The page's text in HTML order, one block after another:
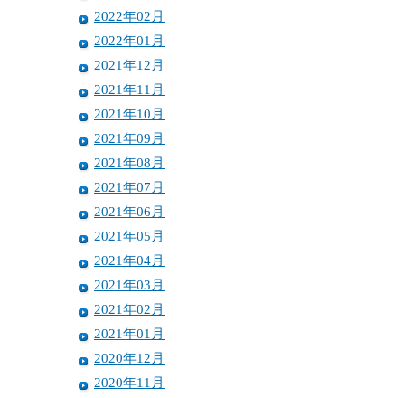
2022年02月
2022年01月
2021年12月
2021年11月
2021年10月
2021年09月
2021年08月
2021年07月
2021年06月
2021年05月
2021年04月
2021年03月
2021年02月
2021年01月
2020年12月
2020年11月